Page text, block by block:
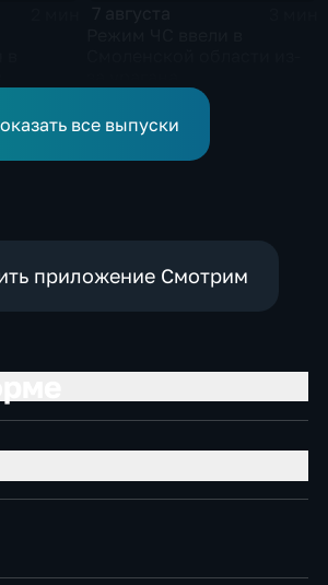
выше
все выпуски
приложение Смотрим